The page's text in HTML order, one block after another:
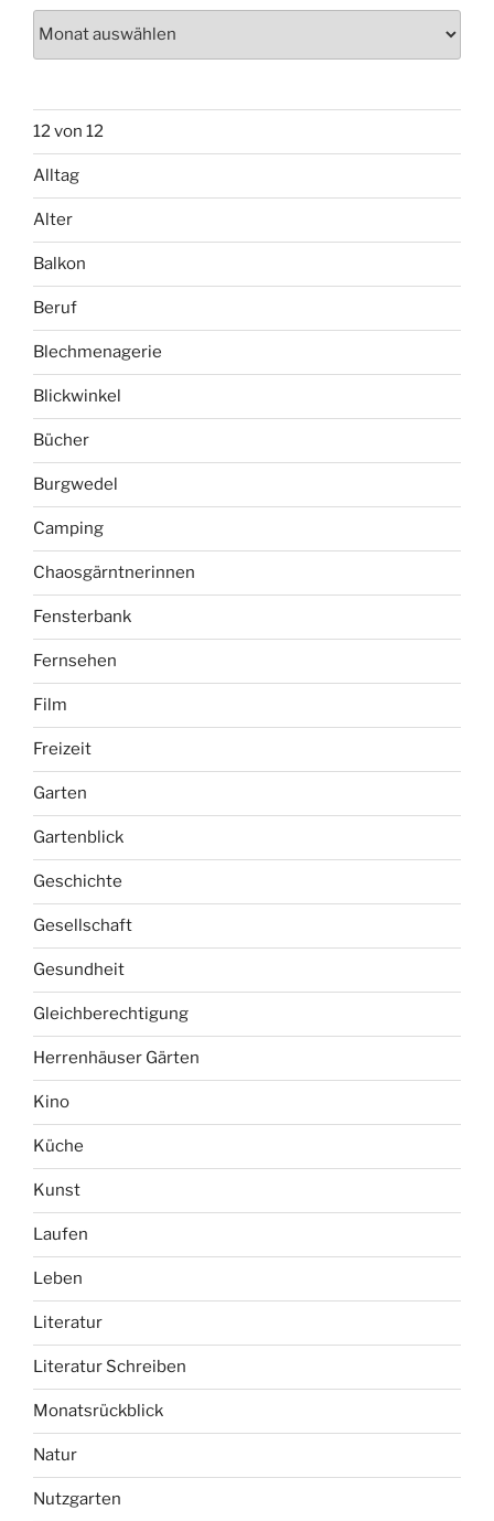
12 von 12
Alltag
Alter
Balkon
Beruf
Blechmenagerie
Blickwinkel
Bücher
Burgwedel
Camping
Chaosgärntnerinnen
Fensterbank
Fernsehen
Film
Freizeit
Garten
Gartenblick
Geschichte
Gesellschaft
Gesundheit
Gleichberechtigung
Herrenhäuser Gärten
Kino
Küche
Kunst
Laufen
Leben
Literatur
Literatur Schreiben
Monatsrückblick
Natur
Nutzgarten